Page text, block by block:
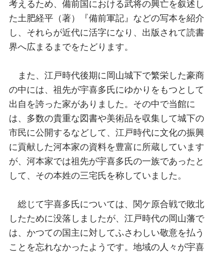
考えるため、備前国における武将の興亡を叙述し
た土肥経平（著）『備前軍記』などの写本を紹介
し、それらが近代に活字になり、出版されて読書
界へ広まるまでをたどります。
また、江戸時代後期に岡山城下で繁栄した豪商
の中には、祖先が宇喜多氏にゆかりをもつとして
出自を誇った家がありました。その中で当館に
は、多数の貴重な図書や美術品を収集して城下の
市民に公開するなどして、江戸時代に文化の振興
に貢献した河本家の資料を豊富に所蔵しています
が、河本家では祖先が宇喜多氏の一族であったと
して、その本姓の三宅氏を称していました。
総じて宇喜多氏については、関ケ原合戦で敗北
したために没落しましたが、江戸時代の岡山藩で
は、かつての国主に対してふさわしい敬意を払う
ことを忘れなかったようです。地域の人々が宇喜